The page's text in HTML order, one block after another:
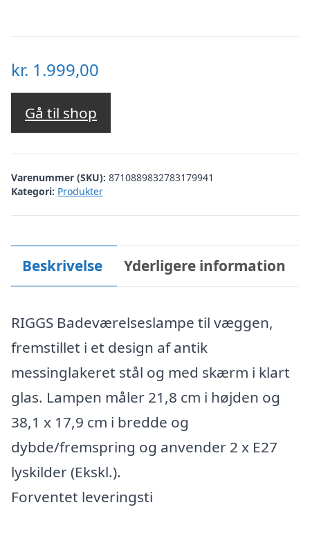
kr. 1.999,00
Gå til shop
Varenummer (SKU): 8710889832783179941
Kategori: Produkter
Beskrivelse Yderligere information
RIGGS Badeværelseslampe til væggen,
fremstillet i et design af antik
messinglakeret stål og med skærm i klart
glas. Lampen måler 21,8 cm i højden og
38,1 x 17,9 cm i bredde og
dybde/fremspring og anvender 2 x E27
lyskilder (Ekskl.).
Forventet leveringsti